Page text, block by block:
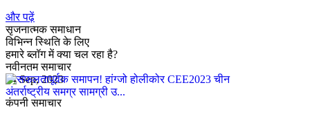
और पढ़ें
सृजनात्मक समाधान
विभिन्न स्थिति के लिए
हमारे ब्लॉग में क्या चल रहा है?
नवीनतम समाचार
14 Sep, 2023
कंपनी समाचार